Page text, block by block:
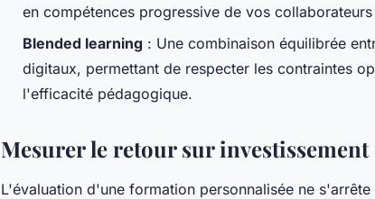
en compétences progressive de vos
Blended learning : Une combinaison équilibrée
digitaux, permettant de respecter les contraintes
l'efficacité pédagogique.
Mesurer le retour sur investissement
L'évaluation d'une formation personnalisée ne